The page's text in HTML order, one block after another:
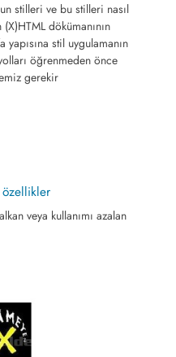
stilleri ve bu stilleri nasıl
dökümanının
yapısına stil uygulamanın
öğrenmeden önce
gerekir
özellikler
veya kullanımı azalan